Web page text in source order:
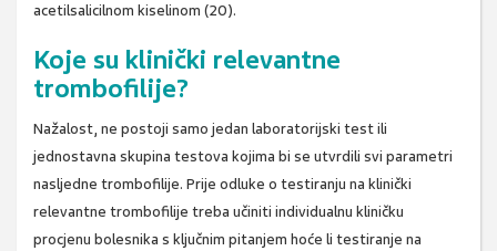
acetilsalicilnom kiselinom (20).
Koje su klinički relevantne
trombofilije?
Nažalost, ne postoji samo jedan laboratorijski test ili
jednostavna skupina testova kojima bi se utvrdili svi parametri
nasljedne trombofilije. Prije odluke o testiranju na klinički
relevantne trombofilije treba učiniti individualnu kliničku
procjenu bolesnika s ključnim pitanjem hoće li testiranje na